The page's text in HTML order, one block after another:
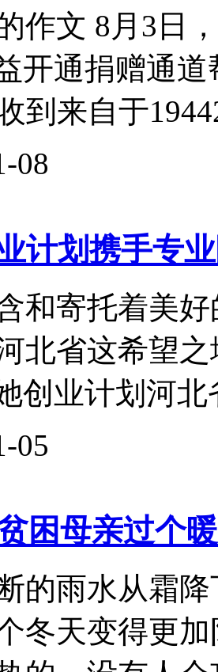
作文 8月3日
开通捐赠通
到来自于
08
计划携手专
和寄托着美
北省这希望
创业计划河
05
困母亲过个
的雨水从霜
冬天变得更